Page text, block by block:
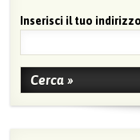
Inserisci il tuo